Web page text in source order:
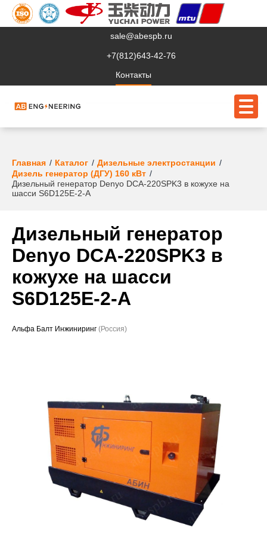
sale@abespb.ru
+7(812)643-42-76
Контакты
О компании
Клиентам
Сервис
Судовое ЭО
Проекты
Главная Каталог
Дизельные электростанции
Дизель генератор (ДГУ) 160 кВт
Дизельный генератор Denyo DCA-220SPK3 в кожухе на
шасси S6D125E-2-A
Дизельный генератор
Denyo DCA-220SPK3 в
кожухе на шасси
S6D125E-2-A
Альфа Балт Инжиниринг (Россия)